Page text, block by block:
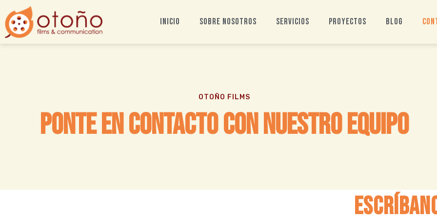
Inicio Sobre nosotros Servicios Proyectos Blog
OTOÑO FILMS
Ponte En Contacto Con Nuestro Equipo